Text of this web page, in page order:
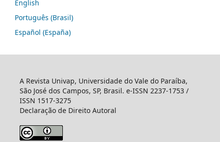
English
Português (Brasil)
Español (España)
A Revista Univap, Universidade do Vale do Paraíba,
São José dos Campos, SP, Brasil. e-ISSN 2237-1753 /
ISSN 1517-3275
Declaração de Direito Autoral